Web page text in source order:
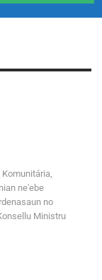
ne'ebe
no
Ministru